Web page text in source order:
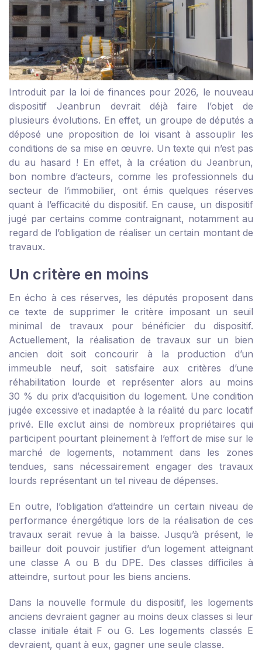
Introduit par la loi de finances pour 2026, le nouveau
dispositif Jeanbrun devrait déjà faire l’objet de
plusieurs évolutions. En effet, un groupe de députés a
déposé une proposition de loi visant à assouplir les
conditions de sa mise en œuvre. Un texte qui n’est pas
du au hasard ! En effet, à la création du Jeanbrun,
bon nombre d’acteurs, comme les professionnels du
secteur de l’immobilier, ont émis quelques réserves
quant à l’efficacité du dispositif. En cause, un dispositif
jugé par certains comme contraignant, notamment au
regard de l’obligation de réaliser un certain montant de
travaux.
Un critère en moins
En écho à ces réserves, les députés proposent dans
ce texte de supprimer le critère imposant un seuil
minimal de travaux pour bénéficier du dispositif.
Actuellement, la réalisation de travaux sur un bien
ancien doit soit concourir à la production d’un
immeuble neuf, soit satisfaire aux critères d’une
réhabilitation lourde et représenter alors au moins
30 % du prix d’acquisition du logement. Une condition
jugée excessive et inadaptée à la réalité du parc locatif
privé. Elle exclut ainsi de nombreux propriétaires qui
participent pourtant pleinement à l’effort de mise sur le
marché de logements, notamment dans les zones
tendues, sans nécessairement engager des travaux
lourds représentant un tel niveau de dépenses.
En outre, l’obligation d’atteindre un certain niveau de
performance énergétique lors de la réalisation de ces
travaux serait revue à la baisse. Jusqu’à présent, le
bailleur doit pouvoir justifier d’un logement atteignant
une classe A ou B du DPE. Des classes difficiles à
atteindre, surtout pour les biens anciens.
Dans la nouvelle formule du dispositif, les logements
anciens devraient gagner au moins deux classes si leur
classe initiale était F ou G. Les logements classés E
devraient, quant à eux, gagner une seule classe.